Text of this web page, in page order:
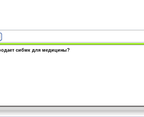
сибмк для медицины?